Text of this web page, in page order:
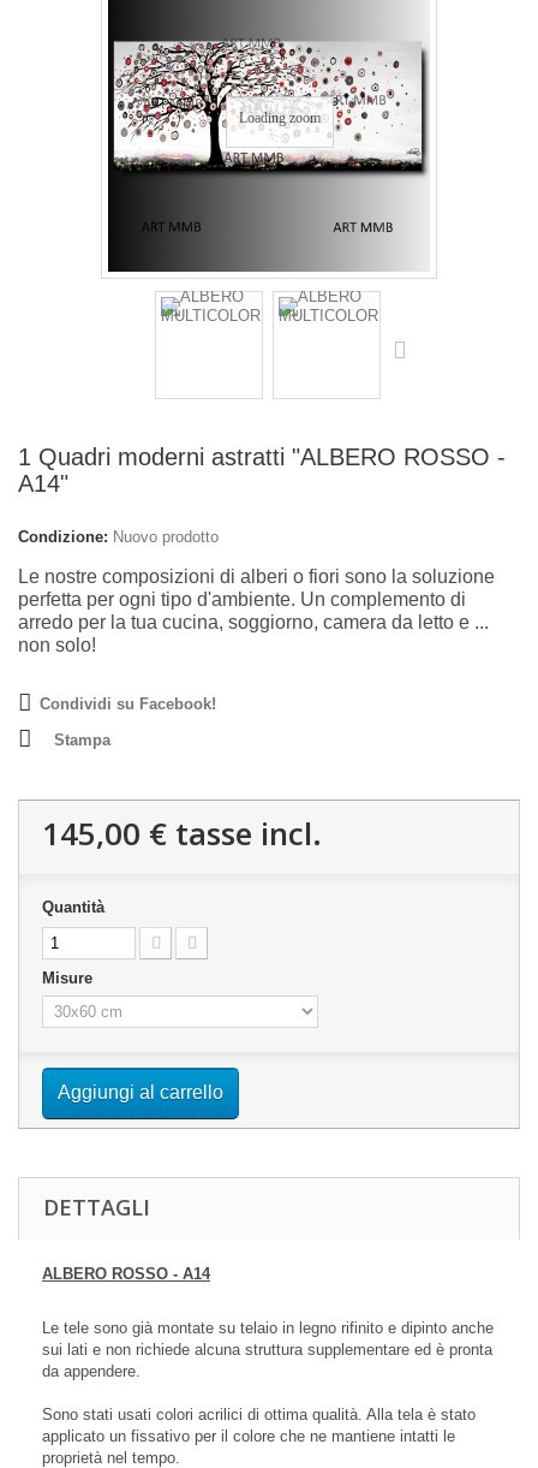
Loading zoom
1 Quadri moderni astratti "ALBERO ROSSO -
A14"
Condizione: Nuovo prodotto
Le nostre composizioni di alberi o fiori sono la soluzione
perfetta per ogni tipo d'ambiente. Un complemento di
arredo per la tua cucina, soggiorno, camera da letto e ...
non solo!
Condividi su Facebook!
Stampa
145,00 € tasse incl.
Quantità
Misure
Aggiungi al carrello
DETTAGLI
ALBERO ROSSO - A14
Le tele sono già montate su telaio in legno rifinito e dipinto anche
sui lati e non richiede alcuna struttura supplementare ed è pronta
da appendere.
Sono stati usati colori acrilici di ottima qualità. Alla tela è stato
applicato un fissativo per il colore che ne mantiene intatti le
proprietà nel tempo.